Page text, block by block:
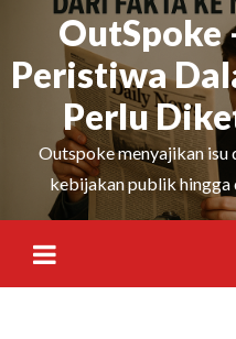
content
OutSpoke
Peristiwa
Perlu
Outspoke menyajikan isu
kebijakan publik hingga